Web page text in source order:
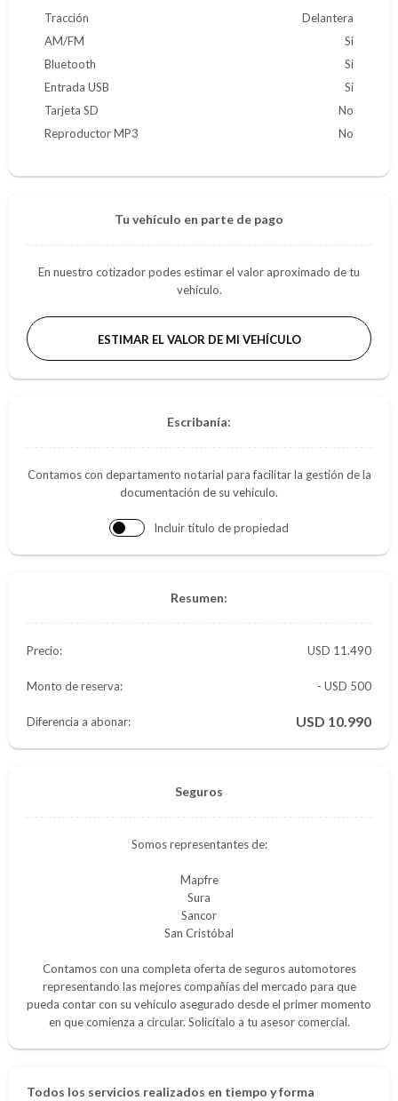
Tracción
Delantera
AM/FM
Si
Bluetooth
Si
Entrada USB
Si
Tarjeta SD
No
Reproductor MP3
No
Tu vehículo en parte de pago
En nuestro cotizador podes estimar el valor aproximado de tu
vehículo.
ESTIMAR EL VALOR DE MI VEHÍCULO
Escribanía:
Contamos con departamento notarial para facilitar la gestión de la
documentación de su vehículo.
Incluir título de propiedad
Resumen:
Precio: 11.490
Monto de reserva: - USD 500
Diferencia a abonar: 10.990
Seguros
Somos representantes de:
Mapfre
Sura
Sancor
San Cristóbal
Contamos con una completa oferta de seguros automotores
representando las mejores compañías del mercado para que
pueda contar con su vehículo asegurado desde el primer momento
en que comienza a circular. Solicítalo a tu asesor comercial.
Todos los servicios realizados en tiempo y forma